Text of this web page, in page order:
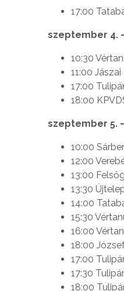
17:00
szeptember 4.
10:30
11:00
17:00
18:00
szeptember 5.
10:00
12:00
13:00
13:30
14:00
15:30
16:00
18:00
17:00
17:30
18:00